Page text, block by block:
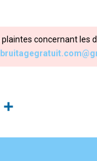
concernant